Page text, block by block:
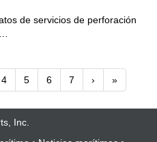
de servicios de perforación
4 5 6 7 › »
Inc.